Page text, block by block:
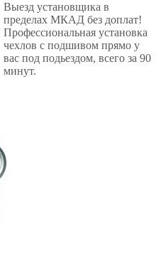
Выезд установщика в
пределах МКАД без доплат!
Профессиональная установка
чехлов с подшивом прямо у
вас под подьездом, всего за 90
минут.